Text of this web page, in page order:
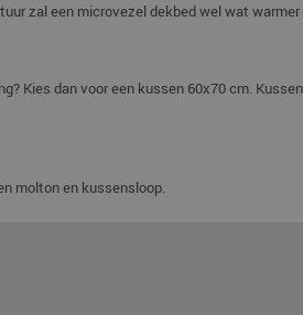
zal een microvezel dekbed wel wat warmer
Kies dan voor een kussen 60x70 cm.
molton en kussensloop.